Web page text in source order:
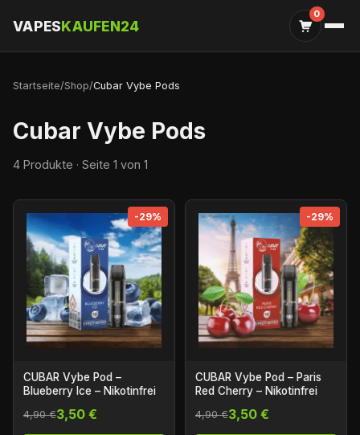
VAPESKAUFEN24
0
Startseite/Shop/Cubar Vybe Pods
Cubar Vybe Pods
4 Produkte · Seite 1 von 1
-29%
CUBAR Vybe Pod –
Blueberry Ice – Nikotinfrei
4,90 €3,50 €
-29%
CUBAR Vybe Pod – Paris
Red Cherry – Nikotinfrei
4,90 €3,50 €